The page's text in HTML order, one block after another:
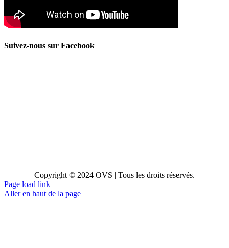
Suivez-nous sur Facebook
Copyright © 2024 OVS | Tous les droits réservés.
Page load link
Aller en haut de la page